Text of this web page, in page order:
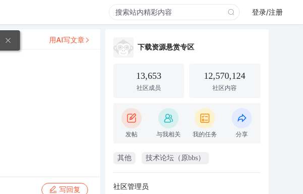
登录/注册
写回复
用AI写文章
下载资源悬赏专区
13,653
社区成员
12,570,124
社区内容
发帖 与我相关 我的任务 分享
其他 技术论坛（原bbs）
社区管理员